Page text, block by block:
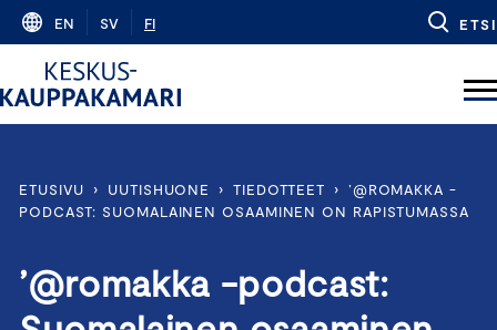
Skip
content
EN SV FI ETSI
ETUSIVU › UUTISHUONE › TIEDOTTEET › ’@ROMAKKA -
PODCAST: SUOMALAINEN OSAAMINEN ON RAPISTUMASSA
’@romakka -podcast: